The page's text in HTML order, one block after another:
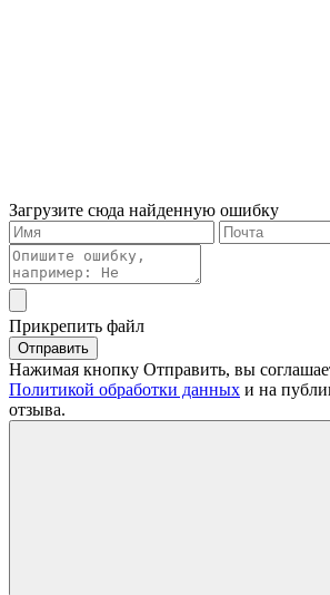
Загрузите сюда найденную ошибку
Прикрепить файл
Отправить
Нажимая кнопку Отправить, вы
Политикой обработки данных и на
отзыва.